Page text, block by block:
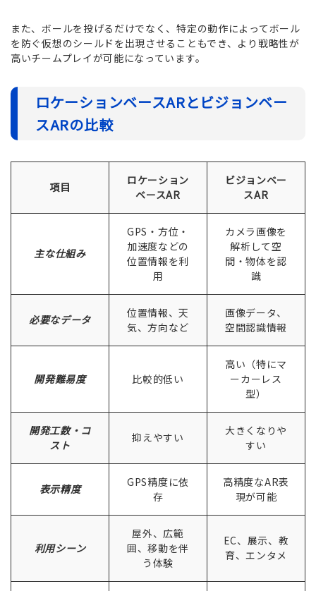
また、ボールを投げるだけでなく、特定の動作によってボール
を防ぐ仮想のシールドを出現させることもでき、より戦略性が
高いチームプレイが可能になっています。
ロケーションベースARとビジョンベー
スARの比較
項目
ロケーション
ベースAR
ビジョンベー
スAR
主な仕組み
GPS・方位・
加速度などの
位置情報を利
用
カメラ画像を
解析して空
間・物体を認
識
必要なデータ
位置情報、天
気、方向など
画像データ、
空間認識情報
開発難易度 比較的低い
高い（特にマ
ーカーレス
型）
開発工数・コ
スト
抑えやすい
大きくなりや
すい
表示精度
GPS精度に依
存
高精度なAR表
現が可能
利用シーン
屋外、広範
囲、移動を伴
う体験
EC、展示、教
育、エンタメ